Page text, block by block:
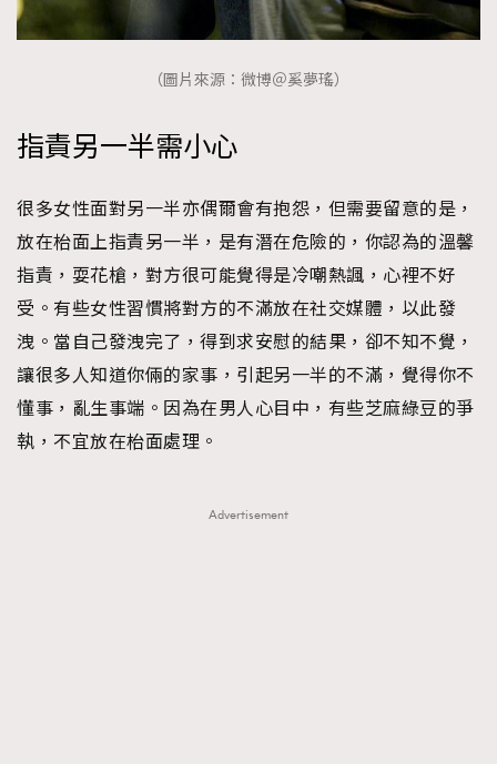
（圖片來源：微博＠奚夢瑤）
指責另一半需小心
很多女性面對另一半亦偶爾會有抱怨，但需要留意的是，
放在枱面上指責另一半，是有潛在危險的，你認為的溫馨
指責，耍花槍，對方很可能覺得是冷嘲熱諷，心裡不好
受。有些女性習慣將對方的不滿放在社交媒體，以此發
洩。當自己發洩完了，得到求安慰的結果，卻不知不覺，
讓很多人知道你倆的家事，引起另一半的不滿，覺得你不
懂事，亂生事端。因為在男人心目中，有些芝麻綠豆的爭
執，不宜放在枱面處理。
Advertisement